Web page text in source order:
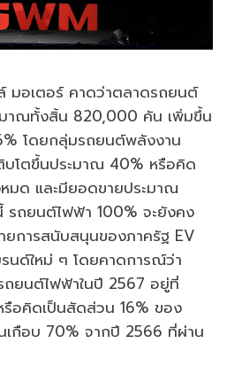
มอเตอร์ คาดว่าตลาดรถยนต์
มาณทั้งสิ้น 820,000 คัน เพิ่มขึ้น
โดยกลุ่มรถยนต์พลังงาน
บโตขึ้นประมาณ 40% หรือคิด
มด และมียอดขายประมาณ
ถยนต์ไฟฟ้า 100% จะยังคง
ยการสนับสนุนของภาครัฐ EV
รนด์ใหม่ ๆ โดยคาดการณ์ว่า
ถยนต์ไฟฟ้าในปี 2567 อยู่ที่
อคิดเป็นสัดส่วน 16% ของ
กือบ 70% จากปี 2566 ที่ผ่าน